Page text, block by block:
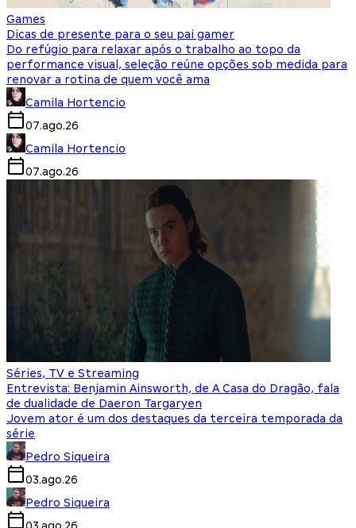
Games
Dicas de presente para o seu pai gamer
Do refúgio para relaxar após o trabalho ao topo da
performance visual, seleção reúne opções sob medida para
renovar a rotina de quem você ama
Camila Hortencio
07.ago.26
Camila Hortencio
07.ago.26
Séries, TV e Streaming
Entrevista: Benjamin Ainsworth, de A Casa do Dragão, fala
de dualidade de Daeron Targaryen
Jovem ator é um dos destaques da terceira temporada da
série
Pedro Siqueira
03.ago.26
Pedro Siqueira